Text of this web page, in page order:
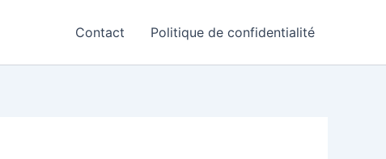
Contact Politique de confidentialité